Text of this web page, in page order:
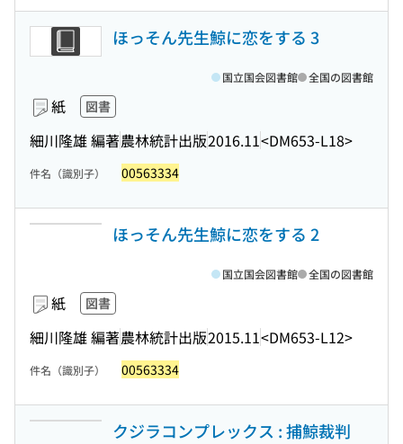
ほっそん先生鯨に恋をする 3
紙 図書
細川隆雄 編著農林統計出版2016.11<DM653-L18>
国立国会図書館 全国の図書館
件名（識別子） 00563334
ほっそん先生鯨に恋をする 2
紙 図書
細川隆雄 編著農林統計出版2015.11<DM653-L12>
国立国会図書館 全国の図書館
件名（識別子） 00563334
クジラコンプレックス : 捕鯨裁判